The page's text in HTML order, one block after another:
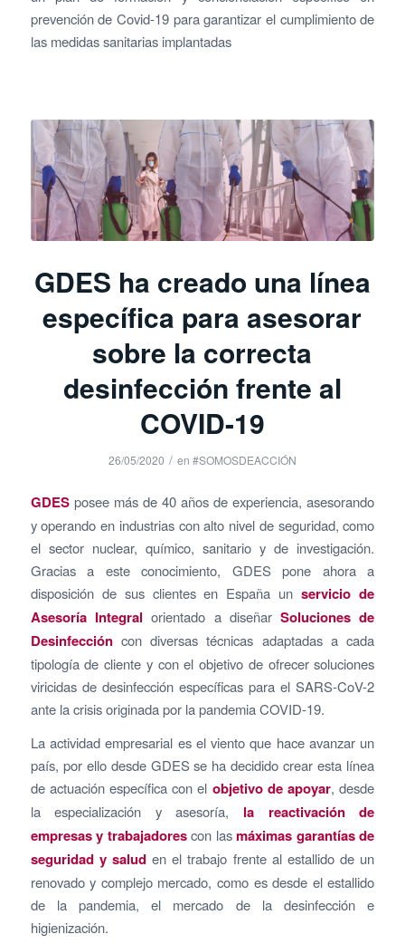
prevención de Covid-19 para garantizar el cumplimiento de
las medidas sanitarias implantadas
GDES ha creado una línea
específica para asesorar
sobre la correcta
desinfección frente al
COVID-19
26/05/2020 / en #SOMOSDEACCIÓN
GDESposee más de 40 años de experiencia, asesorando
y operando en industrias con alto nivel de seguridad, como
el sector nuclear, químico, sanitario y de investigación.
Gracias a este conocimiento, GDES pone ahora a
disposición de sus clientes en España un servicio de
Asesoría Integral orientado a diseñarSoluciones de
Desinfeccióncon diversas técnicas adaptadas a cada
tipología de cliente y con el objetivo de ofrecer soluciones
viricidas de desinfección específicas para el SARS-CoV-2
ante la crisis originada por la pandemia COVID-19.
La actividad empresarial es el viento que hace avanzar un
país, por ello desde GDES se ha decidido crear esta línea
de actuación específica con el objetivo de apoyar, desde
la especialización y asesoría, la reactivación de
empresas y trabajadorescon lasmáximas garantías de
seguridad y saluden el trabajo frente al estallido de un
renovado y complejo mercado, como es desde el estallido
de la pandemia, el mercado de la desinfección e
higienización.